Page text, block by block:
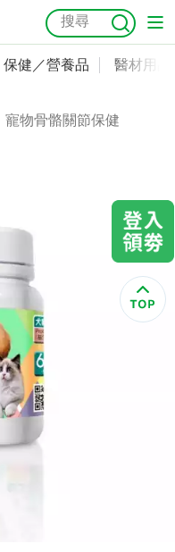
魚油 幼兒米餅 貓砂
保健／營養品 醫材用品
寵物骨骼關節保健